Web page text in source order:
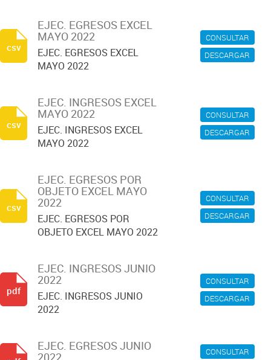
CONSULTAR
DESCARGAR
EJEC. EGRESOS EXCEL
MAYO 2022
EJEC. EGRESOS EXCEL
MAYO 2022
csv
CONSULTAR
DESCARGAR
EJEC. INGRESOS EXCEL
MAYO 2022
EJEC. INGRESOS EXCEL
MAYO 2022
csv
CONSULTAR
DESCARGAR
EJEC. EGRESOS POR
OBJETO EXCEL MAYO
2022
EJEC. EGRESOS POR
OBJETO EXCEL MAYO 2022
csv
CONSULTAR
DESCARGAR
EJEC. INGRESOS JUNIO
2022
EJEC. INGRESOS JUNIO
2022
pdf
CONSULTAR
EJEC. EGRESOS JUNIO
2022